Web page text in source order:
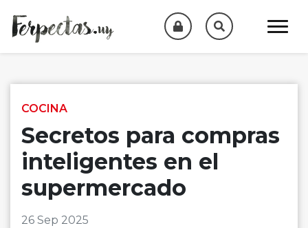
COCINA
Secretos para compras
inteligentes en el
supermercado
26 Sep 2025